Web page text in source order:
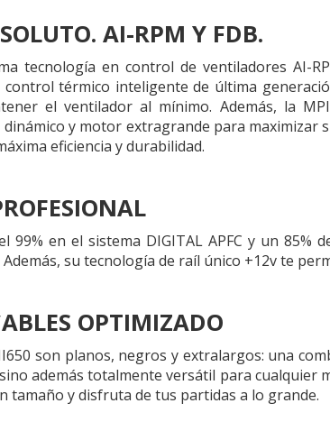
AI-RPM Y FDB.
tecnología en control de ventiladores AI-
control térmico inteligente de última
el ventilador al mínimo. Además, la
y motor extragrande para
eficiencia y durabilidad.
99% en el sistema DIGITAL APFC y un
Además, su tecnología de raíl único +12v te
OPTIMIZADO
son planos, negros y extralargos: una
además totalmente versátil para cualquier
tamaño y disfruta de tus partidas a lo grande.